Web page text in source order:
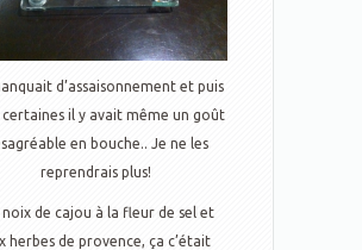
d’assaisonnement et puis
il y avait même un goût
en bouche.. Je ne les
reprendrais plus!
noix de cajou à la fleur de sel et
herbes de provence, ça c’était